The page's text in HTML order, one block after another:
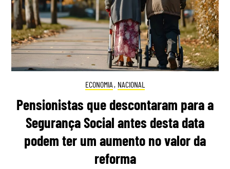
ECONOMIA , NACIONAL
Pensionistas que descontaram para a
Segurança Social antes desta data
podem ter um aumento no valor da
reforma